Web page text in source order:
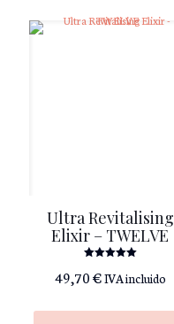
Ultra Revitalising
Elixir – TWELVE
con
5.00
49,70€IVA incluido